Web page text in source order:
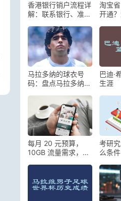
香港银行销户流程详
解：联系银行、准备
淘宝
开通
马拉多纳的球衣号
码：盘点马拉多纳穿
巴迪·
生涯
每月 20 元预算，
10GB 流量需求，哪
打套餐对比
考研
么条